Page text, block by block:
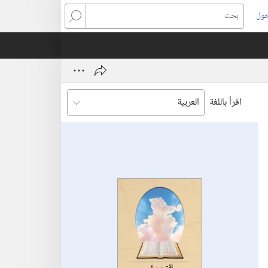
بحث
اقرأ باللغة